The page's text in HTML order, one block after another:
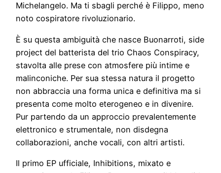
Michelangelo. Ma ti sbagli perché è Filippo, meno
noto cospiratore rivoluzionario.
È su questa ambiguità che nasce Buonarroti, side
project del batterista del trio Chaos Conspiracy,
stavolta alle prese con atmosfere più intime e
malinconiche. Per sua stessa natura il progetto
non abbraccia una forma unica e definitiva ma si
presenta come molto eterogeneo e in divenire.
Pur partendo da un approccio prevalentemente
elettronico e strumentale, non disdegna
collaborazioni, anche vocali, con altri artisti.
Il primo EP ufficiale, Inhibitions, mixato e